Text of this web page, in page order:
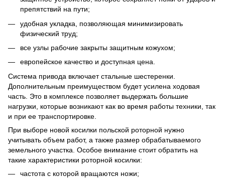
препятствий на пути;
удобная укладка, позволяющая минимизировать
физический труд;
все узлы рабочие закрыты защитным кожухом;
европейское качество и доступная цена.
Система привода включает стальные шестеренки.
Дополнительным преимуществом будет усилена ходовая
часть. Это в комплексе позволяет выдержать большие
нагрузки, которые возникают как во время работы техники, так
и при ее транспортировке.
При выборе новой косилки польской роторной нужно
учитывать объем работ, а также размер обрабатываемого
земельного участка. Особое внимание стоит обратить на
такие характеристики роторной косилки:
частота с которой вращаются ножи;